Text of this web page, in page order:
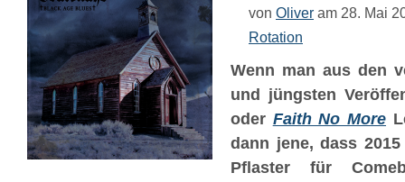
von Oliver am 28. Mai
Rotation
Wenn man aus den
und jüngsten
oder Faith No More
dann jene, dass
Pflaster für